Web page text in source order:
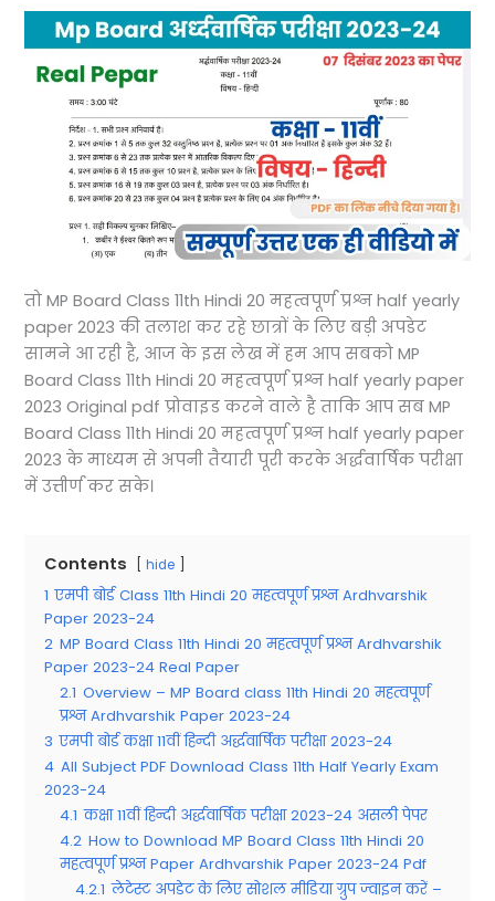
तो MP Board Class 11th Hindi 20 महत्वपूर्ण प्रश्न half yearly
paper 2023 की तलाश कर रहे छात्रों के लिए बड़ी अपडेट
सामने आ रही है, आज के इस लेख में हम आप सबको MP
Board Class 11th Hindi 20 महत्वपूर्ण प्रश्न half yearly paper
2023 Original pdf प्रोवाइड करने वाले है ताकि आप सब MP
Board Class 11th Hindi 20 महत्वपूर्ण प्रश्न half yearly paper
2023 के माध्यम से अपनी तैयारी पूरी करके अर्द्धवार्षिक परीक्षा
में उत्तीर्ण कर सके।
Contents hide
1 एमपी बोर्ड Class 11th Hindi 20 महत्वपूर्ण प्रश्न Ardhvarshik
Paper 2023-24
2 MP Board Class 11th Hindi 20 महत्वपूर्ण प्रश्न Ardhvarshik
Paper 2023-24 Real Paper
2.1 Overview – MP Board class 11th Hindi 20 महत्वपूर्ण
प्रश्न Ardhvarshik Paper 2023-24
3 एमपी बोर्ड कक्षा 11वीं हिन्दी अर्द्धवार्षिक परीक्षा 2023-24
4 All Subject PDF Download Class 11th Half Yearly Exam
2023-24
4.1 कक्षा 11वीं हिन्दी अर्द्धवार्षिक परीक्षा 2023-24 असली पेपर
4.2 How to Download MP Board Class 11th Hindi 20
महत्वपूर्ण प्रश्न Paper Ardhvarshik Paper 2023-24 Pdf
4.2.1 लेटेस्ट अपडेट के लिए सोशल मीडिया ग्रुप ज्वाइन करें –